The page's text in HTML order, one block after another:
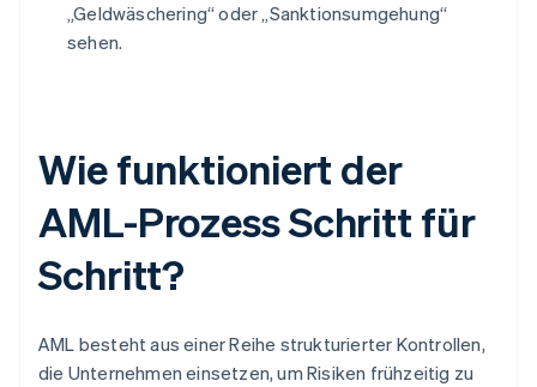
„Geldwäschering“ oder „Sanktionsumgehung“
sehen.
Wie funktioniert der
AML-Prozess Schritt für
Schritt?
AML besteht aus einer Reihe strukturierter Kontrollen,
die Unternehmen einsetzen, um Risiken frühzeitig zu